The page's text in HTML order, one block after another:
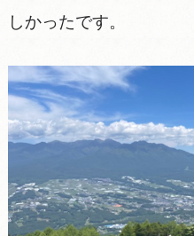
しかったです。